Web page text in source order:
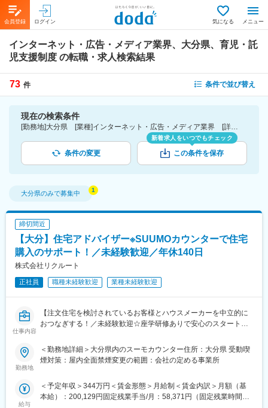
会員登録 ログイン 気になる メニュー
インターネット・広告・メディア業界、大分県、育児・託
児支援制度 の転職・求人検索結果
73 件 条件で並び替え
現在の検索条件
[勤務地]大分県 [業種]インターネット・広告・メディア業界 [詳細条件](待遇・福利厚生)育児・託児支援制度
条件の変更
新着求人をいつでもチェック
この条件を保存
大分県のみで募集中
締切間近
【大分】住宅アドバイザー※SUUMOカウンターで住宅
購入のサポート！／未経験歓迎／年休140日
株式会社リクルート
正社員 職種未経験歓迎 業種未経験歓迎
仕事内容
【注文住宅を検討されているお客様とハウスメーカーを中立的に
おつなぎする！／未経験歓迎☆座学研修ありで安心のスタート！
添った提案！個人ノルマなし】
3-6ヶ月をかけて徐々にスキルアップ！
勤務地
＜勤務地詳細＞大分県内のスーモカウンター住所：大分県 受動喫
煙対策：屋内全面禁煙変更の範囲：会社の定める事業所
給与
＜予定年収＞344万円＜賃金形態＞月給制＜賃金内訳＞月額（基
本給）：200,129円固定残業手当/月：58,371円（固定残業時間35